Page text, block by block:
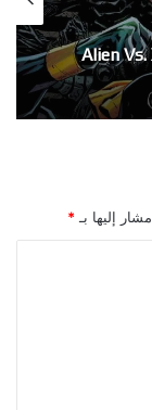
تفاصيل احتفالية العدد 1000 من سلسلة The
إليها بـ *